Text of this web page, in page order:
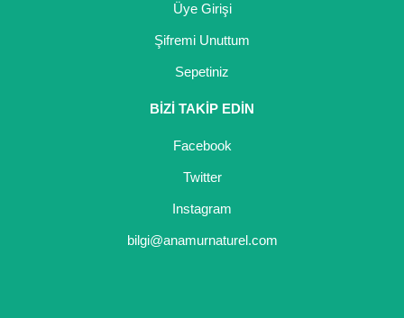
Üye Girişi
Şifremi Unuttum
Sepetiniz
BİZİ TAKİP EDİN
Facebook
Twitter
Instagram
bilgi@anamurnaturel.com